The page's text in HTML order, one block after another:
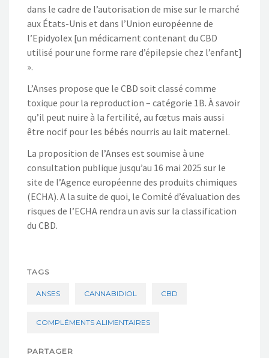
dans le cadre de l’autorisation de mise sur le marché
aux États-Unis et dans l’Union européenne de
l’Epidyolex [un médicament contenant du CBD
utilisé pour une forme rare d’épilepsie chez l’enfant]
».
L’Anses propose que le CBD soit classé comme
toxique pour la reproduction – catégorie 1B. À savoir
qu’il peut nuire à la fertilité, au fœtus mais aussi
être nocif pour les bébés nourris au lait maternel.
La proposition de l’Anses est soumise à une
consultation publique jusqu’au 16 mai 2025 sur le
site de l’Agence européenne des produits chimiques
(ECHA). A la suite de quoi, le Comité d’évaluation des
risques de l’ECHA rendra un avis sur la classification
du CBD.
TAGS
ANSES CANNABIDIOL CBD
COMPLÉMENTS ALIMENTAIRES
PARTAGER